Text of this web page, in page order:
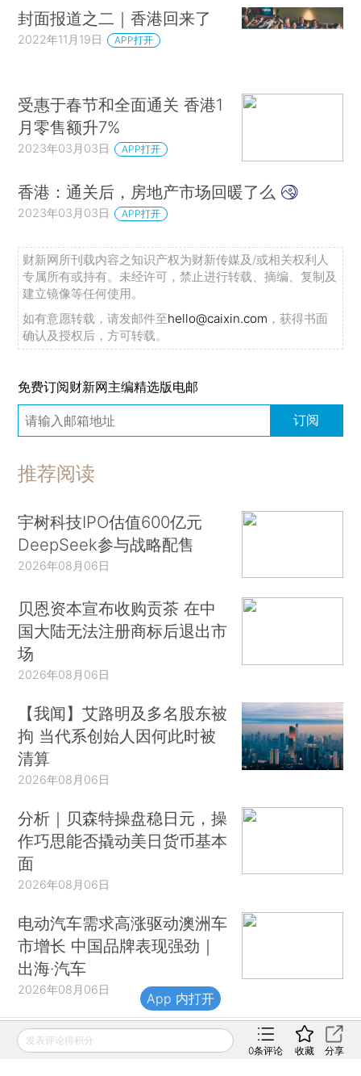
封面报道之二｜香港回来了
2022年11月19日 APP打开
受惠于春节和全面通关 香港1
月零售额升7%
2023年03月03日 APP打开
香港：通关后，房地产市场回暖了么
2023年03月03日 APP打开
财新网所刊载内容之知识产权为财新传媒及/或相关权利人
专属所有或持有。未经许可，禁止进行转载、摘编、复制及
建立镜像等任何使用。
如有意愿转载，请发邮件至hello@caixin.com ，获得书面
确认及授权后，方可转载。
免费订阅财新网主编精选版电邮
订阅
推荐阅读
宇树科技IPO估值600亿元
DeepSeek参与战略配售
2026年08月06日
贝恩资本宣布收购贡茶 在中
国大陆无法注册商标后退出市
场
2026年08月06日
【我闻】艾路明及多名股东被
拘 当代系创始人因何此时被
清算
2026年08月06日
分析｜贝森特操盘稳日元，操
作巧思能否撬动美日货币基本
面
2026年08月06日
电动汽车需求高涨驱动澳洲车
市增长 中国品牌表现强劲｜
出海·汽车
2026年08月06日
财新移动
发表评论得积分
0条评论 收藏 分享
App 内打开